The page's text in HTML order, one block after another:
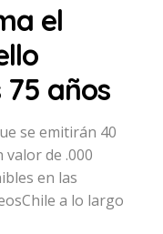
el
años
se emitirán 40
valor de .000
en las
a lo largo